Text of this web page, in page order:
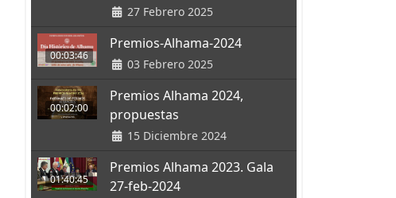
27 Febrero 2025
00:03:46
Premios-Alhama-2024
03 Febrero 2025
00:02:00
Premios Alhama 2024,
propuestas
15 Diciembre 2024
01:40:45
Premios Alhama 2023. Gala
27-feb-2024